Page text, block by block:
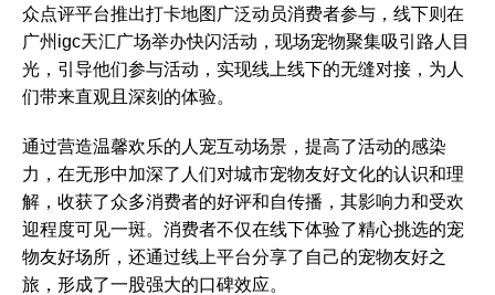
众点评平台推出打卡地图广泛动员消费者参与，线下则在
广州igc天汇广场举办快闪活动，现场宠物聚集吸引路人目
光，引导他们参与活动，实现线上线下的无缝对接，为人
们带来直观且深刻的体验。
通过营造温馨欢乐的人宠互动场景，提高了活动的感染
力，在无形中加深了人们对城市宠物友好文化的认识和理
解，收获了众多消费者的好评和自传播，其影响力和受欢
迎程度可见一斑。消费者不仅在线下体验了精心挑选的宠
物友好场所，还通过线上平台分享了自己的宠物友好之
旅，形成了一股强大的口碑效应。